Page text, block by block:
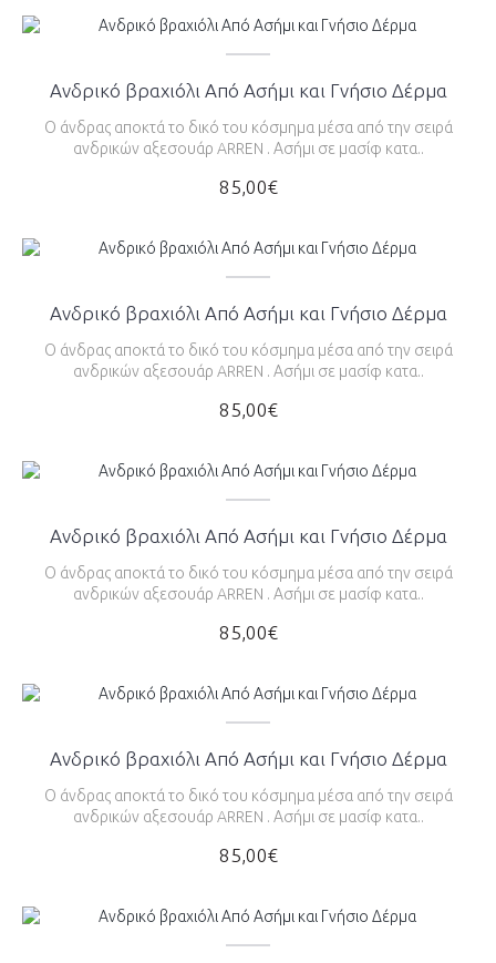
Ανδρικό βραχιόλι Από Ασήμι και Γνήσιο Δέρμα
Ο άνδρας αποκτά το δικό του κόσμημα μέσα από την σειρά
ανδρικών αξεσουάρ ARREN . Ασήμι σε μασίφ κατα..
85,00€
Ανδρικό βραχιόλι Από Ασήμι και Γνήσιο Δέρμα
Ο άνδρας αποκτά το δικό του κόσμημα μέσα από την σειρά
ανδρικών αξεσουάρ ARREN . Ασήμι σε μασίφ κατα..
85,00€
Ανδρικό βραχιόλι Από Ασήμι και Γνήσιο Δέρμα
Ο άνδρας αποκτά το δικό του κόσμημα μέσα από την σειρά
ανδρικών αξεσουάρ ARREN . Ασήμι σε μασίφ κατα..
85,00€
Ανδρικό βραχιόλι Από Ασήμι και Γνήσιο Δέρμα
Ο άνδρας αποκτά το δικό του κόσμημα μέσα από την σειρά
ανδρικών αξεσουάρ ARREN . Ασήμι σε μασίφ κατα..
85,00€